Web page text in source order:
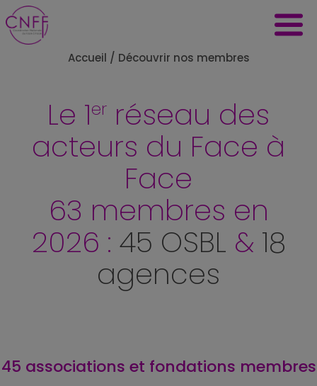
Accueil / Découvrir nos membres
Le 1er réseau des
acteurs du Face à
Face
63 membres en
2026 : 45 OSBL & 18
agences
45 associations et fondations membres